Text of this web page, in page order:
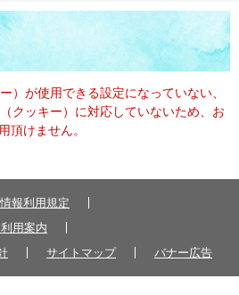
）が使用できる設定になっていない、
クッキー）に対応していないため、お
頂けません。
報利用規定
用案内
サイトマップ バナー広告